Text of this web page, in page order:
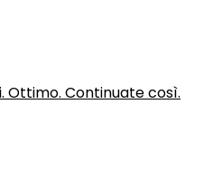
Ottimo. Continuate così.